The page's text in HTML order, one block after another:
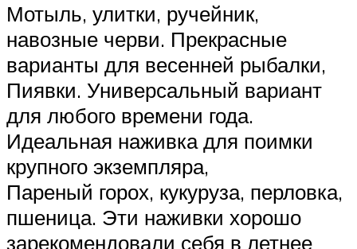
Мотыль, улитки, ручейник,
навозные черви. Прекрасные
варианты для весенней рыбалки,
Пиявки. Универсальный вариант
для любого времени года.
Идеальная наживка для поимки
крупного экземпляра,
Пареный горох, кукуруза, перловка,
пшеница. Эти наживки хорошо
зарекомендовали себя в летнее